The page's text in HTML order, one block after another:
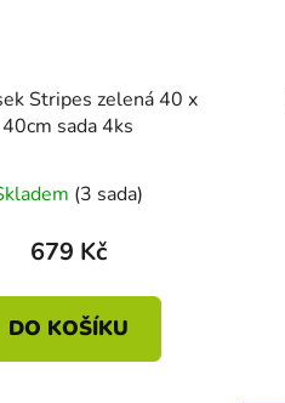
Stripes zelená 40 x
40cm sada 4ks
(3 sada)
679 Kč
DO KOŠÍKU